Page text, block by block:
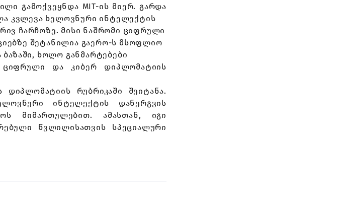
გამოქვეყნდა MIT-ის მიერ. გარდა
კვლევა ხელოვნური ინტელექტის
ჩარჩოზე. მისი ნაშრომი ციფრული
შეტანილია გაერო-ს მსოფლიო
ხოლო განმარტებები
და კიბერ დიპლომატიის
დიპლომატიის რუბრიკაში შეიტანა.
ინტელექტის დანერგვის
მიმართულებით. ამასთან, იგი
წვლილისათვის სპეციალური